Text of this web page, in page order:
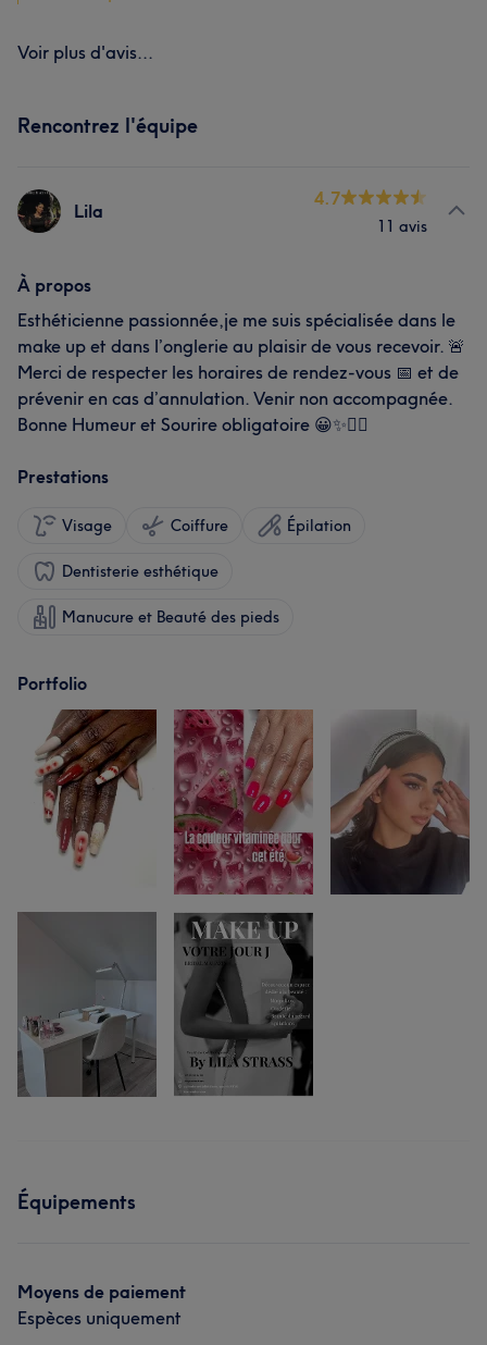
Voir plus d'avis...
Rencontrez l'équipe
Lila
4.7
11 avis
À propos
Esthéticienne passionnée,je me suis spécialisée dans le
make up et dans l’onglerie au plaisir de vous recevoir. 🚨
Merci de respecter les horaires de rendez-vous 📅 et de
prévenir en cas d’annulation. Venir non accompagnée.
Bonne Humeur et Sourire obligatoire 😀✨✌🏽
Prestations
Visage Coiffure Épilation
Dentisterie esthétique
Manucure et Beauté des pieds
Portfolio
Équipements
Moyens de paiement
Espèces uniquement